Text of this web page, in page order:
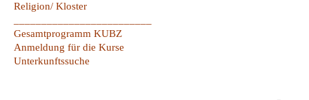
Religion/ Kloster
Gesamtprogramm KUBZ
Anmeldung für die Kurse
Unterkunftssuche